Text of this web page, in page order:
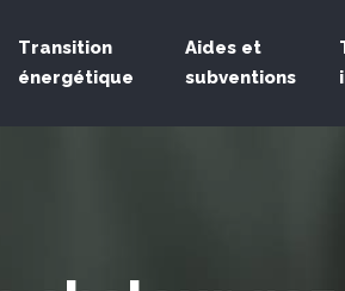
Transition
énergétique
Aides et
subventions